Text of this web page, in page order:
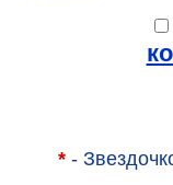
*-